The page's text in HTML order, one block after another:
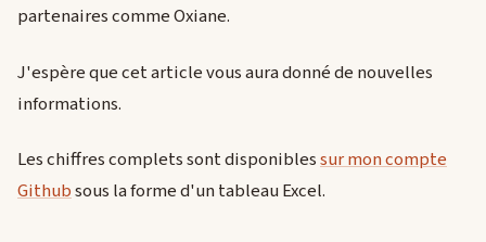
partenaires comme Oxiane.
J'espère que cet article vous aura donné de nouvelles
informations.
Les chiffres complets sont disponiblessur mon compte
Githubsous la forme d'un tableau Excel.